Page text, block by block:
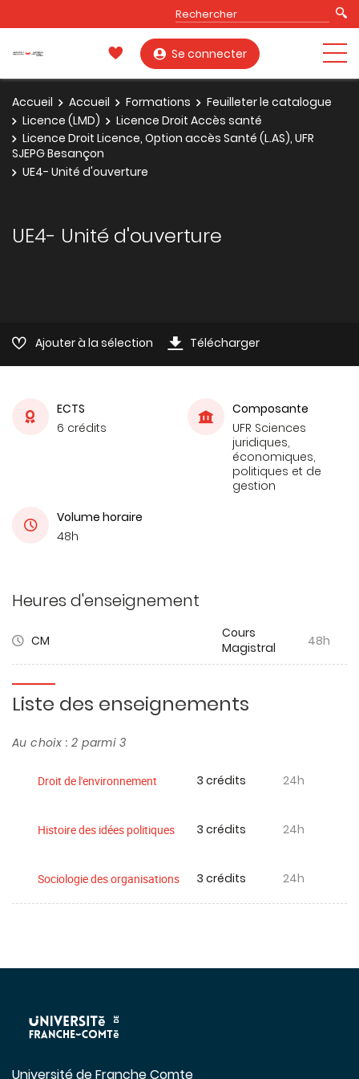
Se connecter
Accueil Accueil Formations
Feuilleter le catalogue
Licence (LMD)
Licence Droit Accès santé
Licence Droit Licence, Option accès Santé (L.AS), UFR
SJEPG Besançon
UE4- Unité d'ouverture
UE4- Unité d'ouverture
Ajouter à la sélection Télécharger
ECTS
6 crédits
Composante
UFR Sciences
juridiques,
économiques,
politiques et de
gestion
Volume horaire
48h
Heures d'enseignement
CM
Cours
Magistral
48h
Liste des enseignements
Au choix : 2 parmi 3
Droit de l'environnement 3 crédits 24h
Histoire des idées politiques 3 crédits 24h
Sociologie des organisations 3 crédits 24h
Université de Franche Comte